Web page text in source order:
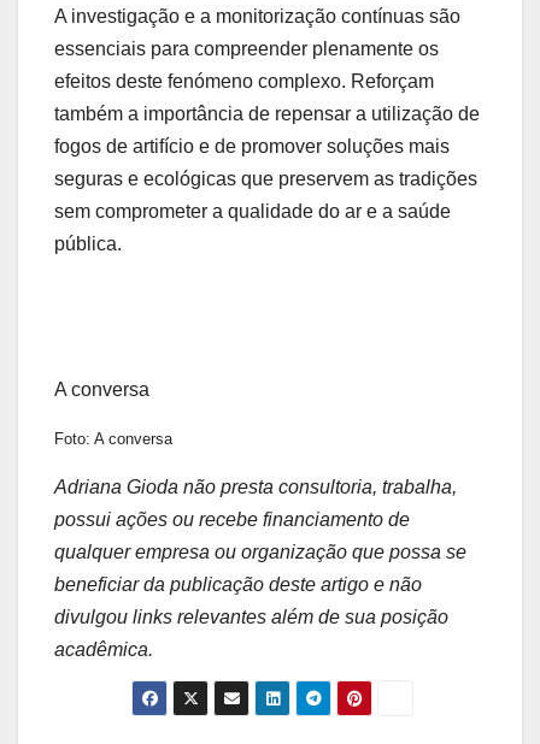
A investigação e a monitorização contínuas são
essenciais para compreender plenamente os
efeitos deste fenómeno complexo. Reforçam
também a importância de repensar a utilização de
fogos de artifício e de promover soluções mais
seguras e ecológicas que preservem as tradições
sem comprometer a qualidade do ar e a saúde
pública.
A conversa
Foto: A conversa
Adriana Gioda não presta consultoria, trabalha,
possui ações ou recebe financiamento de
qualquer empresa ou organização que possa se
beneficiar da publicação deste artigo e não
divulgou links relevantes além de sua posição
acadêmica.